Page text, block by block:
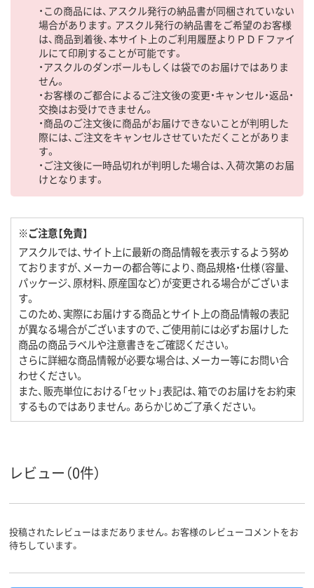
・この商品には、アスクル発行の納品書が同梱されていない
場合があります。アスクル発行の納品書をご希望のお客様
は、商品到着後、本サイト上のご利用履歴よりＰＤＦファイ
ルにて印刷することが可能です。
・アスクルのダンボールもしくは袋でのお届けではありま
せん。
・お客様のご都合によるご注文後の変更・キャンセル・返品・
交換はお受けできません。
・商品のご注文後に商品がお届けできないことが判明した
際には、ご注文をキャンセルさせていただくことがありま
す。
・ご注文後に一時品切れが判明した場合は、入荷次第のお届
けとなります。
※ご注意【免責】
アスクルでは、サイト上に最新の商品情報を表示するよう努め
ておりますが、メーカーの都合等により、商品規格・仕様（容量、
パッケージ、原材料、原産国など）が変更される場合がございま
す。
このため、実際にお届けする商品とサイト上の商品情報の表記
が異なる場合がございますので、ご使用前には必ずお届けした
商品の商品ラベルや注意書きをご確認ください。
さらに詳細な商品情報が必要な場合は、メーカー等にお問い合
わせください。
また、販売単位における「セット」表記は、箱でのお届けをお約束
するものではありません。あらかじめご了承ください。
レビュー（0件）
投稿されたレビューはまだありません。お客様のレビューコメントをお
待ちしています。